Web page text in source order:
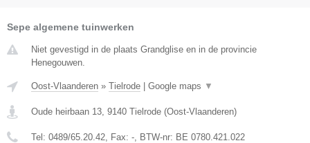
Sepe algemene tuinwerken
Niet gevestigd in de plaats Grandglise en in de provincie
Henegouwen.
Oost-Vlaanderen » Tielrode Google maps ▼
Oude heirbaan 13 9140 Tielrode (Oost-Vlaanderen)
Tel: 0489/65.20.42 , Fax: - , BTW-nr: BE 0780.421.022